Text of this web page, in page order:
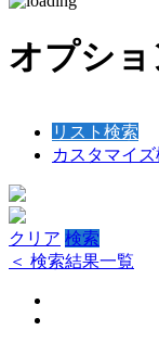
オプシ
リスト検索
カスタマイズ
クリア 検索
＜ 検索結果一覧